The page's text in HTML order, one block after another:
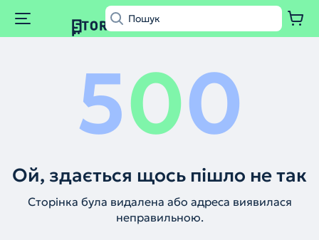
500
Ой, здається щось пішло не так
Сторінка була видалена або адреса виявилася
неправильною.